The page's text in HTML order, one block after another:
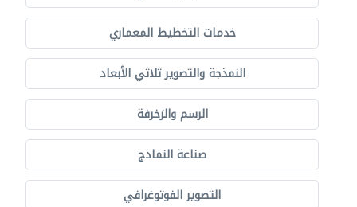
خدمات التخطيط المعماري
النمذجة والتصوير ثلاثي الأبعاد
الرسم والزخرفة
صناعة النماذج
التصوير الفوتوغرافي